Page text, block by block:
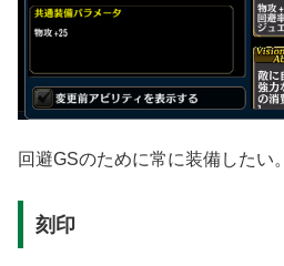
回避GSのために常に装備したい。
刻印